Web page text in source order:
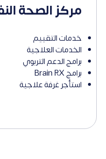
مركز الصحة
خدمات التقييم
الخدمات العلاجية
برامج الدعم التربوي
برامج Brain RX
استأجر غرفة علاجية